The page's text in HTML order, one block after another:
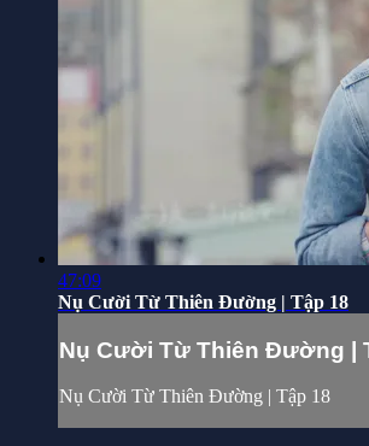
47:09
Nụ Cười Từ Thiên Đường | Tập 18
Nụ Cười Từ Thiên Đường |
Nụ Cười Từ Thiên Đường | Tập 18